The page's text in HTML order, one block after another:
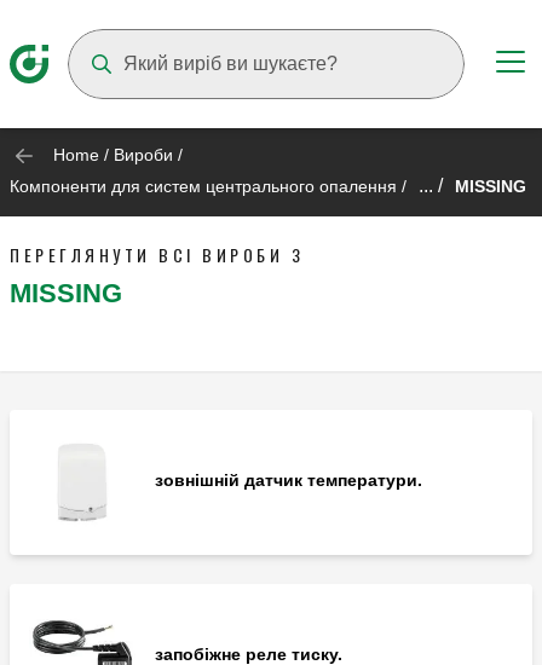
Home / Вироби /
Компоненти для систем центрального опалення / ... / MISSING
ПЕРЕГЛЯНУТИ ВСІ ВИРОБИ З
MISSING
зовнішній датчик температури.
запобіжне реле тиску.